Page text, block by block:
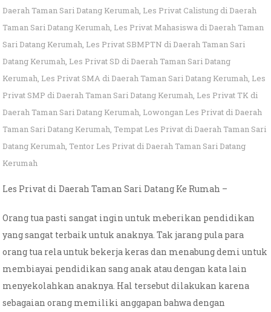
Daerah Taman Sari Datang Kerumah, Les Privat Calistung di Daerah
Taman Sari Datang Kerumah, Les Privat Mahasiswa di Daerah Taman
Sari Datang Kerumah, Les Privat SBMPTN di Daerah Taman Sari
Datang Kerumah, Les Privat SD di Daerah Taman Sari Datang
Kerumah, Les Privat SMA di Daerah Taman Sari Datang Kerumah, Les
Privat SMP di Daerah Taman Sari Datang Kerumah, Les Privat TK di
Daerah Taman Sari Datang Kerumah, Lowongan Les Privat di Daerah
Taman Sari Datang Kerumah, Tempat Les Privat di Daerah Taman Sari
Datang Kerumah, Tentor Les Privat di Daerah Taman Sari Datang
Kerumah
Les Privat di Daerah Taman Sari Datang Ke Rumah –
Orang tua pasti sangat ingin untuk meberikan pendidikan
yang sangat terbaik untuk anaknya. Tak jarang pula para
orang tua rela untuk bekerja keras dan menabung demi untuk
membiayai pendidikan sang anak atau dengan kata lain
menyekolahkan anaknya. Hal tersebut dilakukan karena
sebagaian orang memiliki anggapan bahwa dengan